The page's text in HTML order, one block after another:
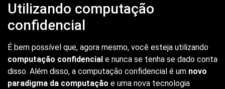
Utilizando computação
confidencial
É bem possível que, agora mesmo, você esteja utilizando
computação confidencial e nunca se tenha se dado conta
disso. Além disso, a computação confidencial é um novo
paradigma da computação e uma nova tecnologia